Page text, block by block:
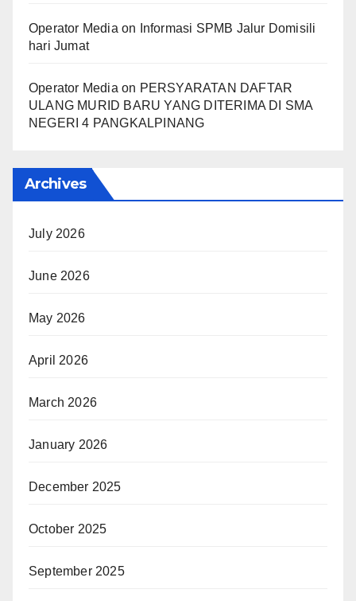
Operator Media on
Informasi SPMB Jalur Domisili
hari Jumat
Operator Media on PERSYARATAN DAFTAR
ULANG MURID BARU YANG DITERIMA DI SMA
NEGERI 4 PANGKALPINANG
Archives
July 2026
June 2026
May 2026
April 2026
March 2026
January 2026
December 2025
October 2025
September 2025